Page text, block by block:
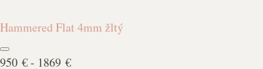
Hammered Flat 4mm žltý
950 € - 1869 €